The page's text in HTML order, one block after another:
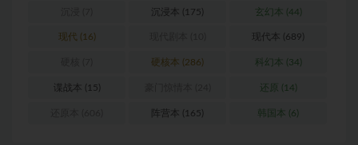
沉浸本 (175) 玄幻本 (44)
现代 (16) 现代本 (689)
硬核本 (286) 科幻本 (34)
谍战本 (15) 还原 (14)
阵营本 (165) 韩国本 (6)